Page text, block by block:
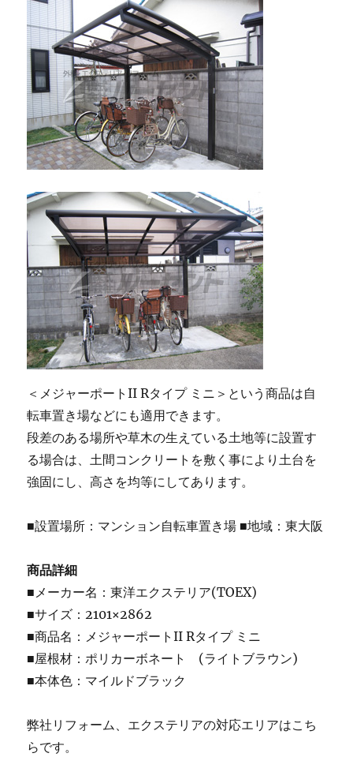
＜メジャーポートII Rタイプ ミニ＞という商品は自
転車置き場などにも適用できます。
段差のある場所や草木の生えている土地等に設置す
る場合は、土間コンクリートを敷く事により土台を
強固にし、高さを均等にしてあります。
■設置場所：マンション自転車置き場 ■地域：東大阪
商品詳細
■メーカー名：東洋エクステリア(TOEX)
■サイズ：2101×2862
■商品名：メジャーポートII Rタイプ ミニ
■屋根材：ポリカーボネート (ライトブラウン)
■本体色：マイルドブラック
弊社リフォーム、エクステリアの対応エリアはこち
らです。